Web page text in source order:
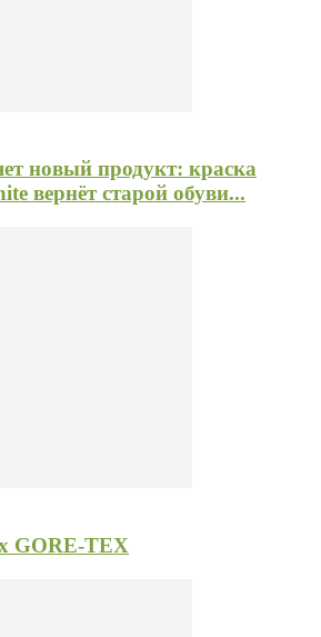
новый продукт: краска
вернёт старой обуви...
GORE-TEX